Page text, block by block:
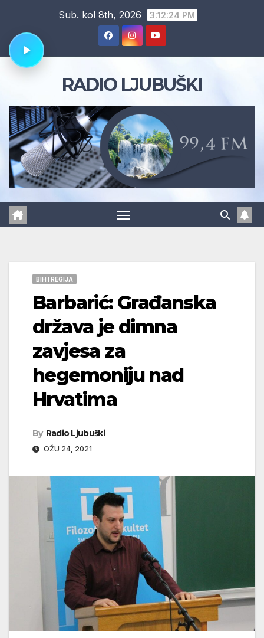
content
Sub. kol 8th, 2026 3:12:25 PM
RADIO LJUBUŠKI
BIH I REGIJA
Barbarić: Građanska
država je dimna
zavjesa za
hegemoniju nad
Hrvatima
By Radio Ljubuški
OŽU 24, 2021